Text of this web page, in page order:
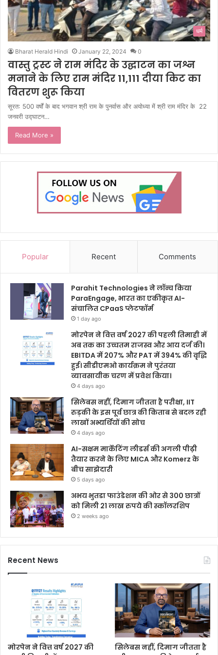
धर्म
Bharat Herald Hindi January 22, 2024 0
वास्तु ट्रस्ट ने राम मंदिर के उद्घाटन का जश्न
मनाने के लिए राम मंदिर 11,111 दीया किट का
वितरण शुरू किया
सूरत: 500 वर्षों के बाद भगवान श्री राम के पुनर्वास और अयोध्या में श्री राम मंदिर के 22
जनवरी उद्घाटन…
Read More »
Popular Recent Comments
Parahit Technologies ने लॉन्च किया
ParaEngage, भारत का एकीकृत AI-
संचालित CPaaS प्लेटफॉर्म
1 day ago
मोरपेन ने वित्त वर्ष 2027 की पहली तिमाही में
अब तक का उच्चतम राजस्व और आय दर्ज की।
EBITDA में 207% और PAT में 394% की वृद्धि
हुई। सीडीएमओ कार्यक्रम ने पुरंतया
व्यावसायीक चरण में प्रवेश किया।
4 days ago
सिलेबस नहीं, दिमाग जीतता है परीक्षा, IIT
रुड़की के इस पूर्व छात्र की किताब से बदल रही
लाखों अभ्यर्थियों की सोच
4 days ago
AI-सक्षम मार्केटिंग लीडर्स की अगली पीढ़ी
तैयार करने के लिए MICA और Komerz के
बीच साझेदारी
5 days ago
अभय भुतडा फाउंडेशन की ओर से 300 छात्रों
को मिली 21 लाख रुपये की स्कॉलरशिप
2 weeks ago
Recent News
मोरपेन ने वित्त वर्ष 2027 की
सिलेबस नहीं, दिमाग जीतता है